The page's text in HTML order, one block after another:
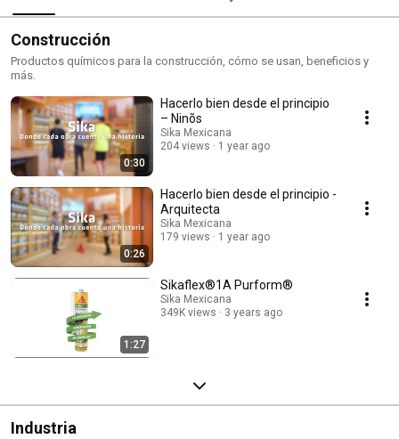
Construcción
Productos químicos para la construcción, cómo se usan, beneficios y
más.
0:30
Hacerlo bien desde el principio
– Ninõs
Sika Mexicana
204 views
1 year ago
0:26
Hacerlo bien desde el principio -
Arquitecta
Sika Mexicana
179 views
1 year ago
1:27
Sikaflex®1A Purform®
Sika Mexicana
349K views
3 years ago
Industria